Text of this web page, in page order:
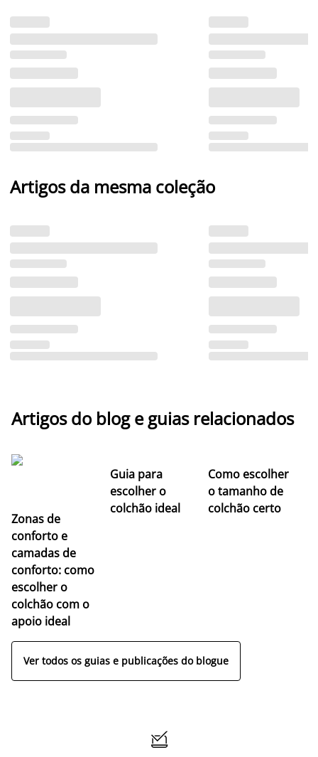
Artigos da mesma coleção
Artigos do blog e guias relacionados
Zonas de
conforto e
camadas de
conforto: como
escolher o
colchão com o
apoio ideal
Guia para
escolher o
colchão ideal
Como escolher
o tamanho de
colchão certo
Ver todos os guias e publicações do blogue
